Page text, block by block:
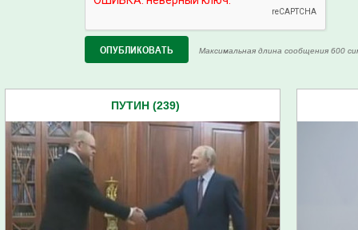
Максимальная длина сообщения 600
ПУТИН (239)